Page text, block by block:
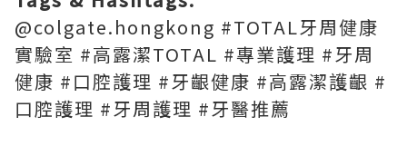
@colgate.hongkong #TOTAL牙周健康
實驗室 #高露潔TOTAL #專業護理 #牙周
健康 #口腔護理 #牙齦健康 #高露潔護齦 #
口腔護理 #牙周護理 #牙醫推薦